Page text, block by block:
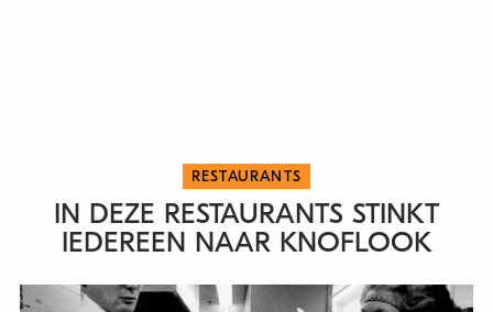
RESTAURANTS
IN DEZE RESTAURANTS STINKT
IEDEREEN NAAR KNOFLOOK